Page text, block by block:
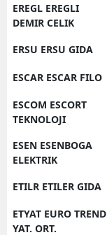
EREGL EREGLI
DEMIR CELIK
ERSU ERSU GIDA
ESCAR ESCAR FILO
ESCOM ESCORT
TEKNOLOJI
ESEN ESENBOGA
ELEKTRIK
ETILR ETILER GIDA
ETYAT EURO TREND
YAT. ORT.